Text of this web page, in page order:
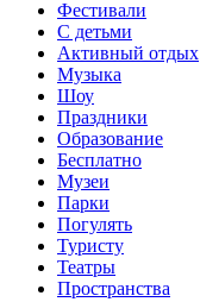
Фестивали
С детьми
Активный отдых
Музыка
Шоу
Праздники
Образование
Бесплатно
Музеи
Парки
Погулять
Туристу
Театры
Пространства